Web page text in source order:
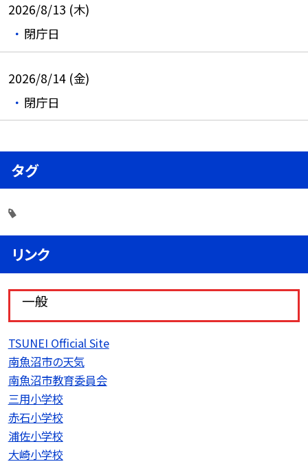
2026/8/13 (木)
閉庁日
2026/8/14 (金)
閉庁日
タグ
リンク
一般
TSUNEI Official Site
南魚沼市の天気
南魚沼市教育委員会
三用小学校
赤石小学校
浦佐小学校
大崎小学校